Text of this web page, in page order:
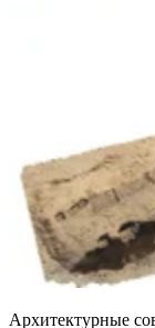
Архитектурные